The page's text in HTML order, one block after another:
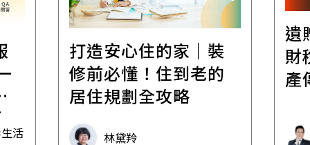
活
打造安心住的家｜裝
修前必懂！住到老的
居住規劃全攻略
林黛羚
遺
財
產